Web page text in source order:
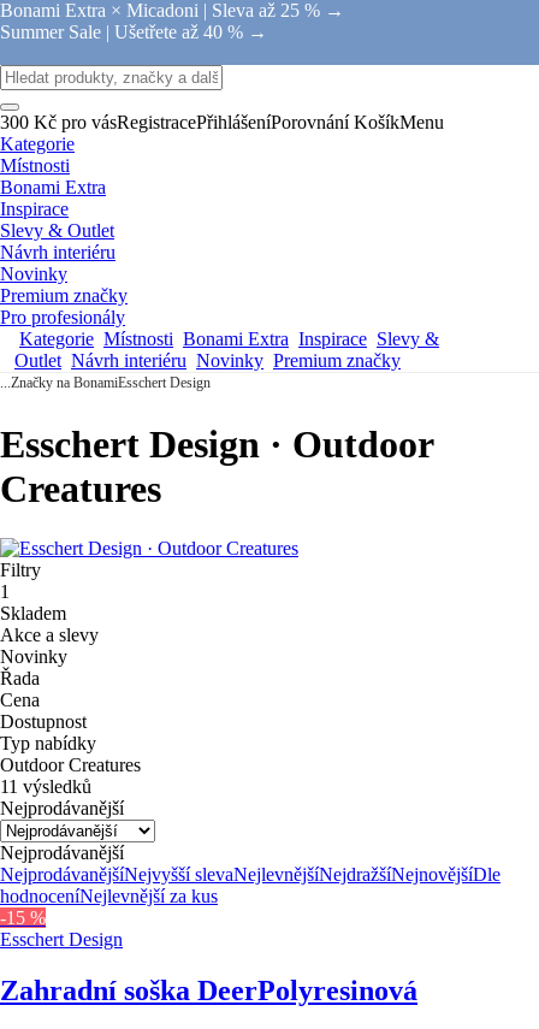
Bonami Extra × Micadoni | Sleva až 25 % →
Summer Sale | Ušetřete až 40 % →
300 Kč pro vásRegistracePřihlášeníPorovnání KošíkMenu
Kategorie
Místnosti
Bonami Extra
Inspirace
Slevy & Outlet
Návrh interiéru
Novinky
Premium značky
Pro profesionály
Kategorie Místnosti Bonami Extra Inspirace Slevy &
Outlet Návrh interiéru Novinky Premium značky
...Značky na BonamiEsschert Design
Esschert Design · Outdoor
Creatures
Filtry
1
Skladem
Akce a slevy
Novinky
Řada
Cena
Dostupnost
Typ nabídky
Outdoor Creatures
11 výsledků
Nejprodávanější
Nejprodávanější
NejprodávanějšíNejvyšší slevaNejlevnějšíNejdražšíNejnovějšíDle
hodnoceníNejlevnější za kus
-15 %
Esschert Design
Zahradní soška DeerPolyresinová